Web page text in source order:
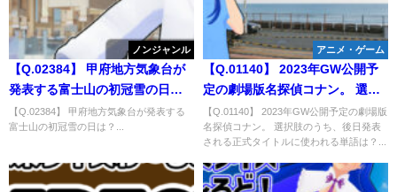
ノンジャンル
【Q.02384】 甲府地方気象台が
発表する富士山の初冠雪の日
は？
【Q.02384】 甲府地方気象台が発表する
富士山の初冠雪の日は？...
アニメ・ゲーム
【Q.01140】 2023年GW公開予
定の劇場版名探偵コナン。 選択
肢のうち、後日発表される正式
タイトルに使われる単語は？
【Q.01140】 2023年GW公開予定の劇場版
名探偵コナン。 選択肢のうち、後日発表
される正式タイトルに使われる単語は？...